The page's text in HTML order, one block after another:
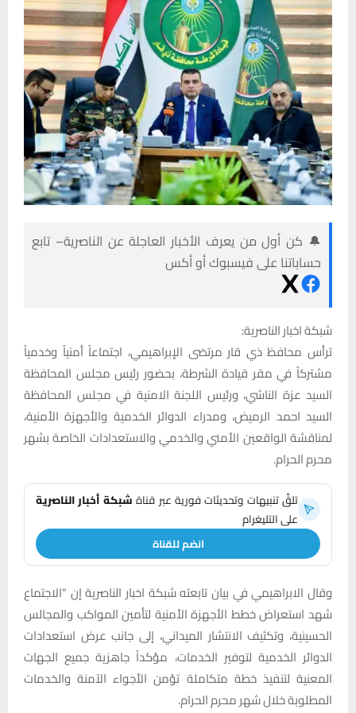
🔔 كن أول من يعرف الأخبار العاجلة عن الناصرية– تابع
حساباتنا على فيسبوك أو أكس
شبكة اخبار الناصرية:
ترأس محافظ ذي قار مرتضى الإبراهيمي، اجتماعاً أمنياً وخدمياً
مشتركاً في مقر قيادة الشرطة، بحضور رئيس مجلس المحافظة
السيد عزة الناشي، ورئيس اللجنة الامنية في مجلس المحافظة
السيد احمد الرميض، ومدراء الدوائر الخدمية والأجهزة الأمنية،
لمناقشة الواقعين الأمني والخدمي والاستعدادات الخاصة بشهر
محرم الحرام.
تلقَّ تنبيهات وتحديثات فورية عبر قناةشبكة أخبار الناصرية
على التليغرام
انضم للقناة
وقال الابراهيمي في بيان تابعته شبكة اخبار الناصرية إن “الاجتماع
شهد استعراض خطط الأجهزة الأمنية لتأمين المواكب والمجالس
الحسينية، وتكثيف الانتشار الميداني، إلى جانب عرض استعدادات
الدوائر الخدمية لتوفير الخدمات، مؤكداً جاهزية جميع الجهات
المعنية لتنفيذ خطة متكاملة تؤمن الأجواء الآمنة والخدمات
المطلوبة خلال شهر محرم الحرام.